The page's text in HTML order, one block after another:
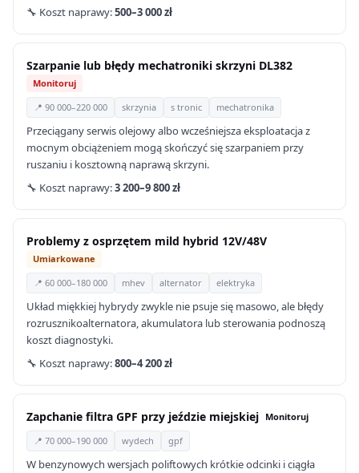
🔧 Koszt naprawy:500–3 000 zł
Szarpanie lub błędy mechatroniki skrzyni DL382
Monitoruj
📍 90 000–220 000
skrzynia s tronic mechatronika
Przeciągany serwis olejowy albo wcześniejsza eksploatacja z
mocnym obciążeniem mogą skończyć się szarpaniem przy
ruszaniu i kosztowną naprawą skrzyni.
🔧 Koszt naprawy:3 200–9 800 zł
Problemy z osprzętem mild hybrid 12V/48V
Umiarkowane
📍 60 000–180 000
mhev alternator elektryka
Układ miękkiej hybrydy zwykle nie psuje się masowo, ale błędy
rozrusznikoalternatora, akumulatora lub sterowania podnoszą
koszt diagnostyki.
🔧 Koszt naprawy:800–4 200 zł
Zapchanie filtra GPF przy jeździe miejskiej Monitoruj
📍 70 000–190 000 wydech gpf
W benzynowych wersjach poliftowych krótkie odcinki i ciągła